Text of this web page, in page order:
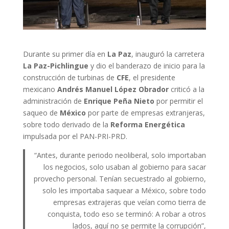
Durante su primer día en La Paz, inauguró la carretera
La Paz-Pichlingue y dio el banderazo de inicio para la
construcción de turbinas de CFE, el presidente
mexicano Andrés Manuel López Obradorcriticó a la
administración de Enrique Peña Nieto por permitir el
saqueo de México por parte de empresas extranjeras,
sobre todo derivado de la Reforma Energética
impulsada por el PAN-PRI-PRD.
“Antes, durante periodo neoliberal, solo importaban
los negocios, solo usaban al gobierno para sacar
provecho personal. Tenían secuestrado al gobierno,
solo les importaba saquear a México, sobre todo
empresas extrajeras que veían como tierra de
conquista, todo eso se terminó: A robar a otros
lados, aquí no se permite la corrupción”,